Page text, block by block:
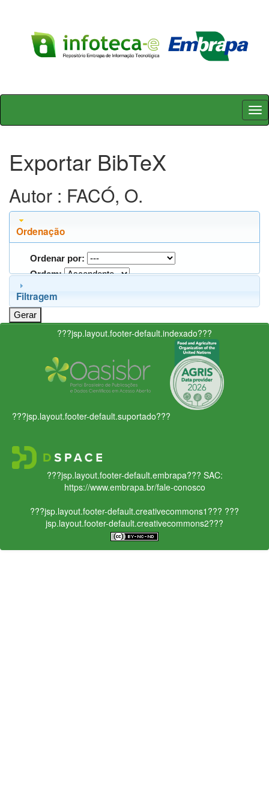
Skip
Exportar BibTeX
Autor : FACÓ, O.
Ordenação
Ordenar por:
Ordem:
Filtragem
???jsp.layout.footer-default.indexado???
???jsp.layout.footer-default.suportado???
???jsp.layout.footer-default.embrapa??? SAC:
https://www.embrapa.br/fale-conosco
???jsp.layout.footer-default.creativecommons1??? ???
jsp.layout.footer-default.creativecommons2???